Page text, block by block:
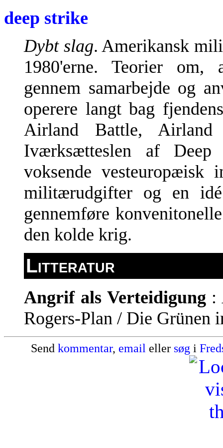
deep strike
Dybt slag. Amerikansk
1980'erne. Teorier om,
gennem samarbejde og
operere langt bag
Airland Battle, Airland
Iværksætteslen af
voksende
militærudgifter og en
gennemføre
den kolde krig.
Litteratur
Angrif als Verteidigung:
Rogers-Plan / Die Grünen
Send kommentar, email eller søg i